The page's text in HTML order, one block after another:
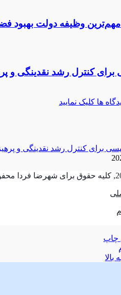
مهم‌ترین وظیفه دولت
کنترل رشد نقدینگی و
ها کلیک نمایید
برای کنترل رشد نقدینگی و
چاپ